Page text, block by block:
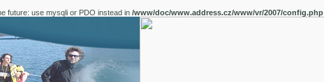
future: use mysqli or PDO instead in /www/doc/www.address.cz/www/vr/2007/config.php